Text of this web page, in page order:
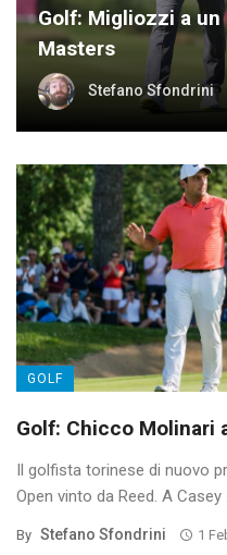
Golf: Migliozzi a un
Masters
Stefano Sfondrini
GOLF
Golf: Chicco Molinari
Il golfista torinese di nuovo
Open vinto da Reed. A Casey
By Stefano Sfondrini 1